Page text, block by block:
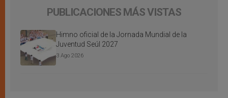
PUBLICACIONES MÁS VISTAS
Himno oficial de la Jornada Mundial de la
Juventud Seúl 2027
3 Ago 2026